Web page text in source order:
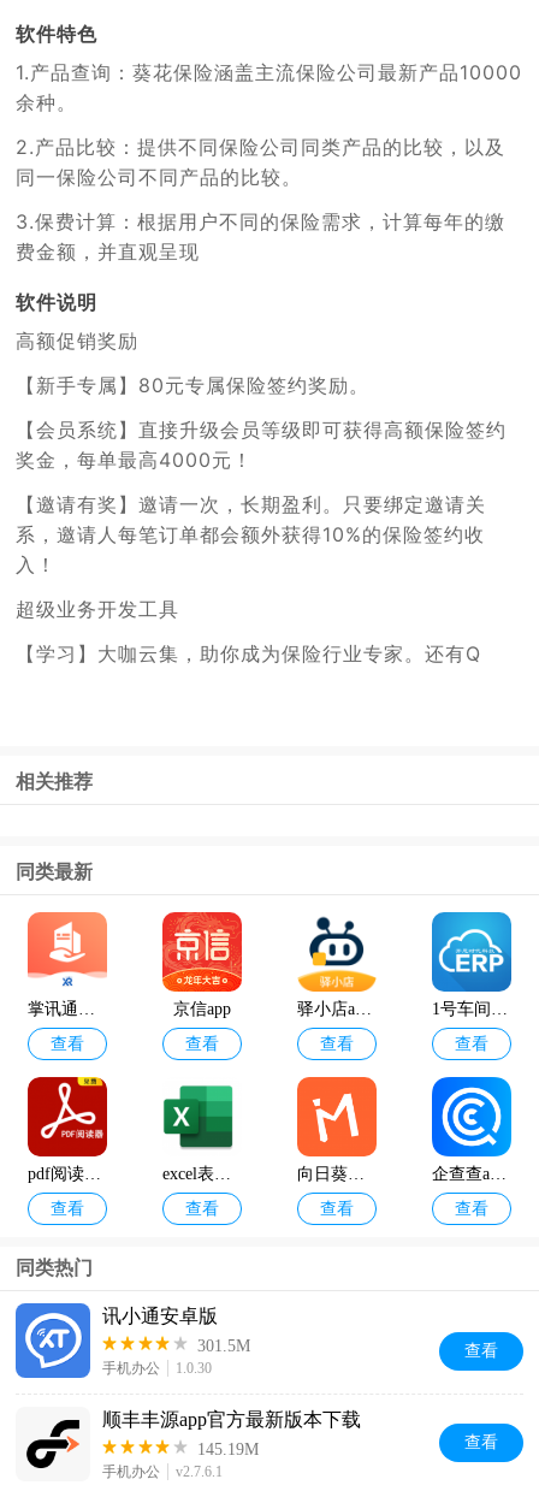
软件特色
1.产品查询：葵花保险涵盖主流保险公司最新产品10000
余种。
2.产品比较：提供不同保险公司同类产品的比较，以及
同一保险公司不同产品的比较。
3.保费计算：根据用户不同的保险需求，计算每年的缴
费金额，并直观呈现
软件说明
高额促销奖励
【新手专属】80元专属保险签约奖励。
【会员系统】直接升级会员等级即可获得高额保险签约
奖金，每单最高4000元！
【邀请有奖】邀请一次，长期盈利。只要绑定邀请关
系，邀请人每笔订单都会额外获得10%的保险签约收
入！
超级业务开发工具
【学习】大咖云集，助你成为保险行业专家。还有Q
相关推荐
同类最新
查看
京信app
查看
查看
查看
查看
查看
查看
查看
同类热门
讯小通安卓版
301.5M
手机办公 1.0.30
查看
顺丰丰源app官方最新版本下载
145.19M
手机办公 v2.7.6.1
查看